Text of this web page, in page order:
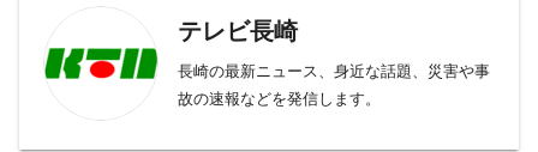
テレビ長崎
長崎の最新ニュース、身近な話題、災害や事
故の速報などを発信します。